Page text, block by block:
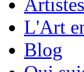
L'Art
Blog